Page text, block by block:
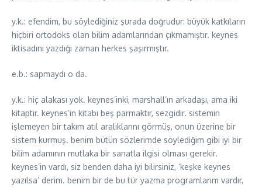
y.k.: efendim, bu söylediğiniz şurada doğrudur: büyük katkıların
hiçbiri ortodoks olan bilim adamlarından çıkmamıştır. keynes
iktisadını yazdığı zaman herkes şaşırmıştır.
e.b.: sapmaydı o da.
y.k.: hiç alakası yok. keynes’inki, marshall’ın arkadaşı, ama iki
kitaptır. keynes’in kitabı beş parmaktır, sezgidir. sistemin
işlemeyen bir takım atıl aralıklarını görmüş, onun üzerine bir
sistem kurmuş. benim bütün sözlerimde söylediğim gibi iyi bir
bilim adamının mutlaka bir sanatla ilgisi olması gerekir.
keynes’in vardı, siz benden daha iyi bilirsiniz, ‘keşke keynes
yazılsa’ derim. benim bir de bu tür yazma programlarım vardır,